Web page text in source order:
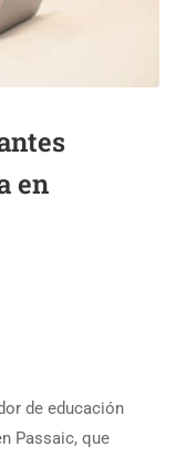
en
de educación
Passaic, que